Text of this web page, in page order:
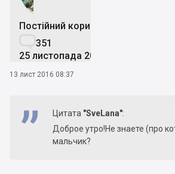
Постійний користувач
351
25 листопада 2013
13 лист 2016 08:37
Цитата "SveLana":
Доброе утро!Не знаете (про
мальчик?